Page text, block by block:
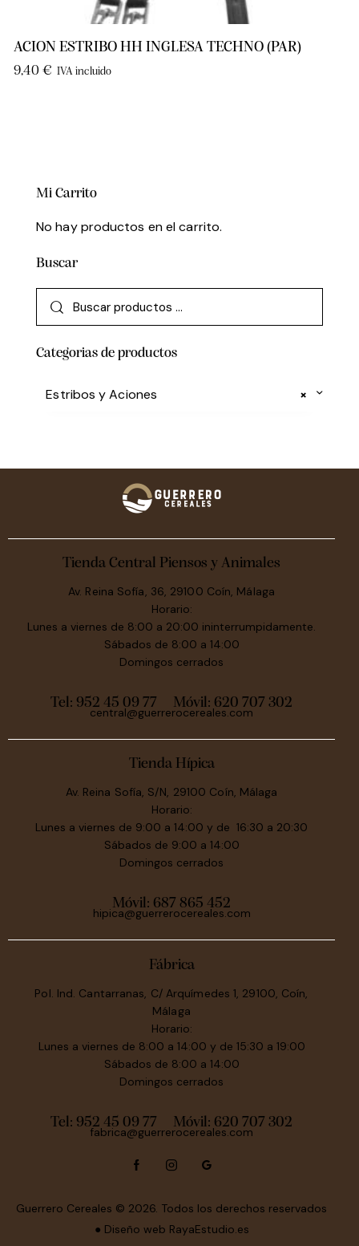
ACION ESTRIBO HH INGLESA TECHNO (PAR)
9,40 € IVA incluido
Mi Carrito
No hay productos en el carrito.
Buscar
Categorias de productos
×
Estribos y Aciones
Tienda Central Piensos y Animales
Av. Reina Sofía, 36, 29100 Coín, Málaga
Horario:
Lunes a viernes de 8:00 a 20:00 ininterrumpidamente.
Sábados de 8:00 a 14:00
Domingos cerrados
Tel: 952 45 09 77 Móvil: 620 707 302
central@guerrerocereales.com
Tienda Hípica
Av. Reina Sofía, S/N, 29100 Coín, Málaga
Horario:
Lunes a viernes de 9:00 a 14:00 y de 16:30 a 20:30
Sábados de 9:00 a 14:00
Domingos cerrados
Móvil: 687 865 452
hipica@guerrerocereales.com
Fábrica
Pol. Ind. Cantarranas, C/ Arquímedes 1, 29100, Coín,
Málaga
Horario:
Lunes a viernes de 8:00 a 14:00 y de 15:30 a 19:00
Sábados de 8:00 a 14:00
Domingos cerrados
Tel: 952 45 09 77 Móvil: 620 707 302
fabrica@guerrerocereales.com
Guerrero Cereales © 2026. Todos los derechos reservados
● Diseño web RayaEstudio.es